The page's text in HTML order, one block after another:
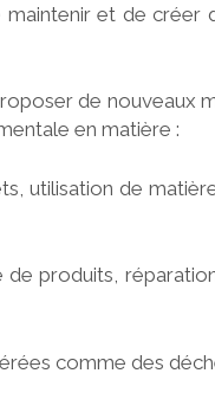
et de créer
de nouveaux
en matière :
utilisation de
produits,
comme des